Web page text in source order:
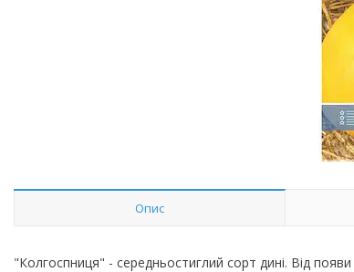
Опис
"Колгоспниця" - середньостиглий сорт дині. Від